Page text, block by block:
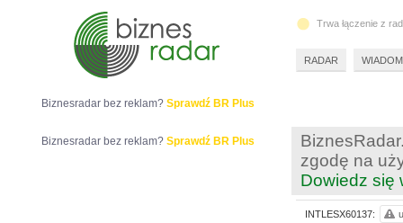
zgodę na
Dowiedz się
INTLESX60137:
Biznesradar bez reklam? Sprawdź BR Plus
Biznesradar bez reklam? Sprawdź BR Plus
Trwa łączenie z
RADAR